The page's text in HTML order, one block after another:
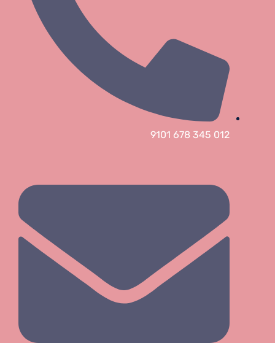
012 345 678 9101